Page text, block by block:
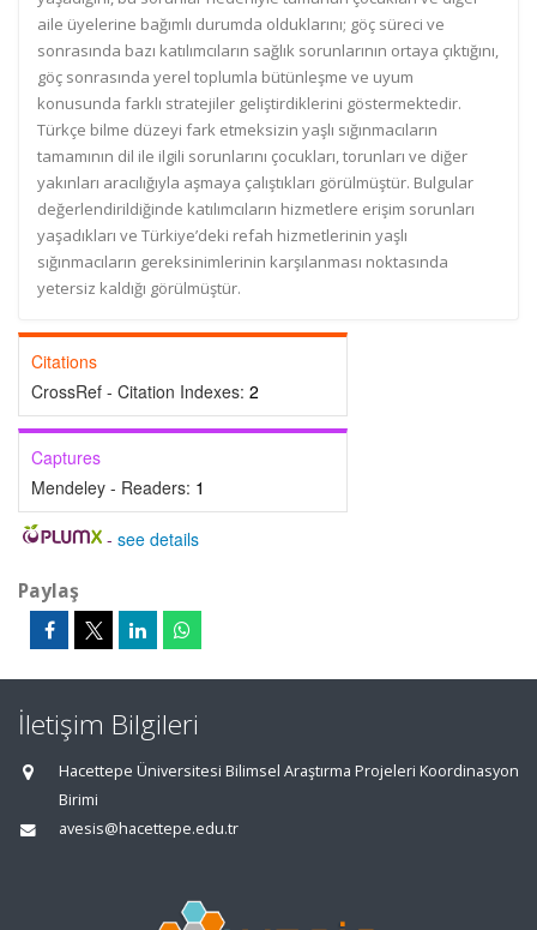
aile üyelerine bağımlı durumda olduklarını; göç süreci ve
sonrasında bazı katılımcıların sağlık sorunlarının ortaya çıktığını,
göç sonrasında yerel toplumla bütünleşme ve uyum
konusunda farklı stratejiler geliştirdiklerini göstermektedir.
Türkçe bilme düzeyi fark etmeksizin yaşlı sığınmacıların
tamamının dil ile ilgili sorunlarını çocukları, torunları ve diğer
yakınları aracılığıyla aşmaya çalıştıkları görülmüştür. Bulgular
değerlendirildiğinde katılımcıların hizmetlere erişim sorunları
yaşadıkları ve Türkiye’deki refah hizmetlerinin yaşlı
sığınmacıların gereksinimlerinin karşılanması noktasında
yetersiz kaldığı görülmüştür.
Citations
CrossRef - Citation Indexes: 2
Captures
Mendeley - Readers: 1
- see details
Paylaş
İletişim Bilgileri
Hacettepe Üniversitesi Bilimsel Araştırma Projeleri Koordinasyon
Birimi
avesis@hacettepe.edu.tr